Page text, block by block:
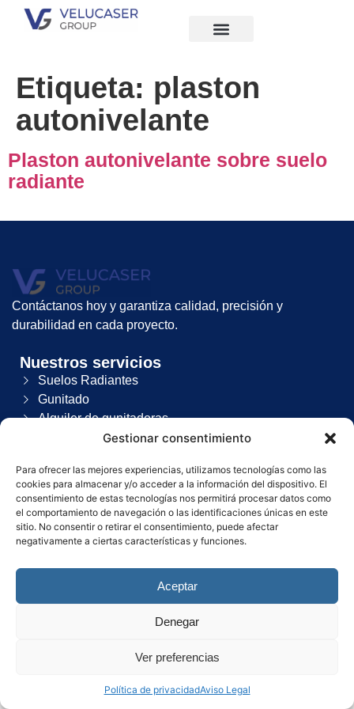
Gestionar consentimiento
Para ofrecer las mejores experiencias, utilizamos tecnologías como las
cookies para almacenar y/o acceder a la información del dispositivo. El
consentimiento de estas tecnologías nos permitirá procesar datos como
el comportamiento de navegación o las identificaciones únicas en este
sitio. No consentir o retirar el consentimiento, puede afectar
negativamente a ciertas características y funciones.
Aceptar
Denegar
Ver preferencias
Política de privacidadAviso Legal
Etiqueta: plaston
autonivelante
Plaston autonivelante sobre suelo
radiante
Contáctanos hoy y garantiza calidad, precisión y
durabilidad en cada proyecto.
Nuestros servicios
Suelos Radiantes
Gunitado
Alquiler de gunitadoras
Haz clic aquí
Política de Privacidad
.
Copyright 2025. Todos los derechos reservados. Diseñado por